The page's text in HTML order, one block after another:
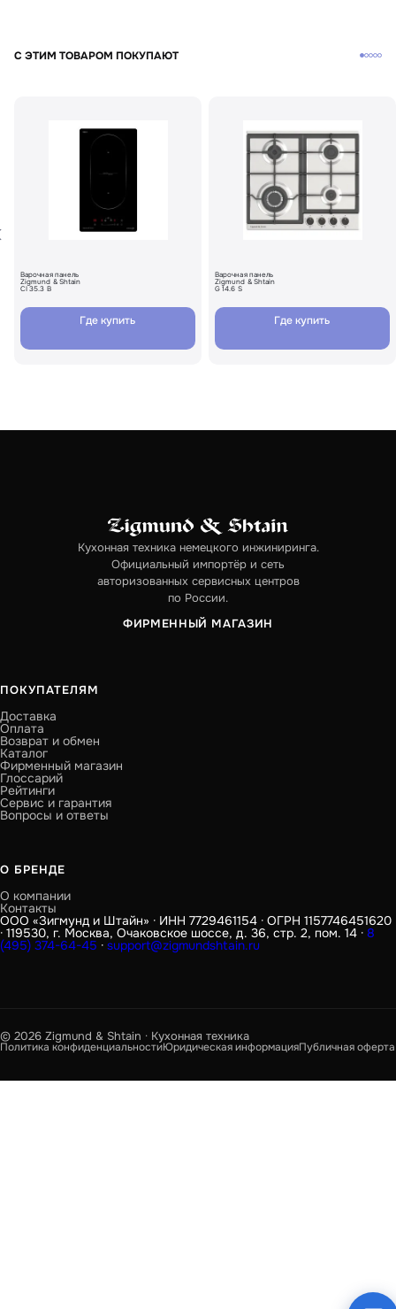
С ЭТИМ ТОВАРОМ ПОКУПАЮТ
Варочная панель
Zigmund & Shtain
CI 35.3 B
Где купить
Варочная панель
Zigmund & Shtain
G 14.6 S
Где купить
Кухонная техника немецкого инжиниринга.
Официальный импортёр и сеть
авторизованных сервисных центров
по России.
ФИРМЕННЫЙ МАГАЗИН
ПОКУПАТЕЛЯМ
Доставка
Оплата
Возврат и обмен
Каталог
Фирменный магазин
Глоссарий
Рейтинги
Сервис и гарантия
Вопросы и ответы
О БРЕНДЕ
О компании
Контакты
ООО «Зигмунд и Штайн» · ИНН 7729461154 · ОГРН 1157746451620
· 119530, г. Москва, Очаковское шоссе, д. 36, стр. 2, пом. 14 · 8
(495) 374-64-45 · support@zigmundshtain.ru
© 2026 Zigmund & Shtain · Кухонная техника
Политика конфиденциальностиЮридическая информацияПубличная оферта